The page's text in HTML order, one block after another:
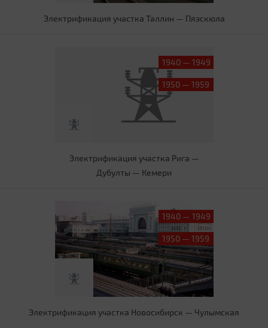
Электрификация участка Таллин — Пяэскюла
1940 — 1949
1950 — 1959
Электрификация участка Рига —
Дубулты — Кемери
1940 — 1949
1950 — 1959
Электрификация участка Новосибирск — Чулымская